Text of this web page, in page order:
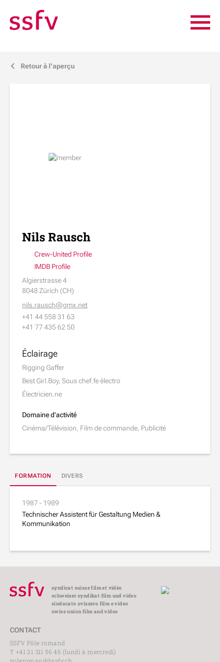
j Retour à l’aperçu
Nils Rausch
Crew-United Profile
IMDB Profile
Algierstrasse 4
8048 Zürich (CH)
nils.rausch@gmx.net
+41 44 558 31 63
+41 77 435 62 50
Éclairage
Rigging Gaffer
Best Girl.Boy, Sous chef.fe électro
Électricien.ne
Domaine d’activité
Cinéma/Télévision, Film de commande, Publicité
FORMATION DIVERS
1987 - 1989
Technischer Assistent für Gestaltung Medien &
Kommunikation
syndicat suisse film et vidéo
schweizer syndikat film und video
sindacato svizzero film e video
swiss union film and video
CONTACT
SSFV Pôle romand
T +41 21 311 56 46 (lundi à mercredi)